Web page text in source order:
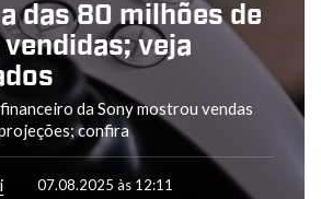
das 80 milhões de
veja
da Sony mostrou vendas
confira
07.08.2025 às 12:11